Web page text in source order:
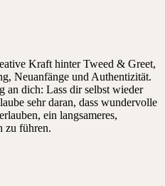
Kraft hinter Tweed & Greet,
Neuanfänge und Authentizität.
an dich: Lass dir selbst wieder
sehr daran, dass wundervolle
ein langsameres,
zu führen.